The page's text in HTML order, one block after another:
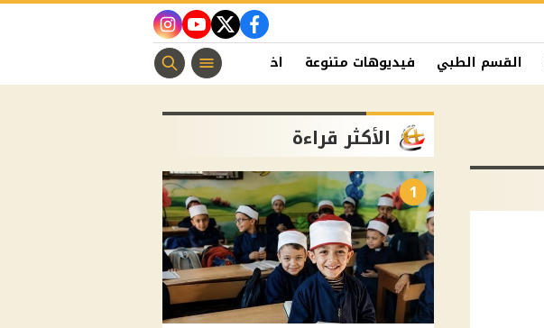
facebook
twitter
youtube
instagram
القسم الطبي فيديوهات متنوعة اخبار الفن منوعات مسيحية
الأكثر قراءة
1